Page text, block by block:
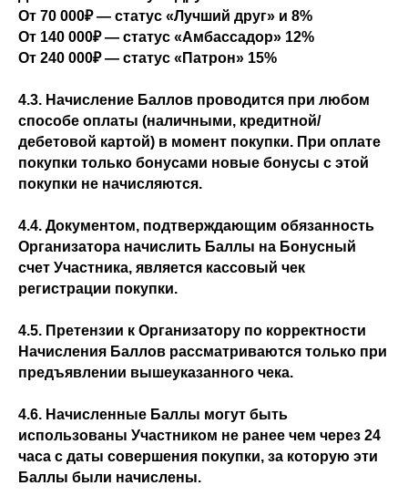
От 70 000₽ — статус «Лучший друг» и 8%
От 140 000₽ — статус «Амбассадор» 12%
От 240 000₽ — статус «Патрон» 15%
4.3. Начисление Баллов проводится при любом
способе оплаты (наличными, кредитной/
дебетовой картой) в момент покупки. При оплате
покупки только бонусами новые бонусы с этой
покупки не начисляются.
4.4. Документом, подтверждающим обязанность
Организатора начислить Баллы на Бонусный
счет Участника, является кассовый чек
регистрации покупки.
4.5. Претензии к Организатору по корректности
Начисления Баллов рассматриваются только при
предъявлении вышеуказанного чека.
4.6. Начисленные Баллы могут быть
использованы Участником не ранее чем через 24
часа с даты совершения покупки, за которую эти
Баллы были начислены.